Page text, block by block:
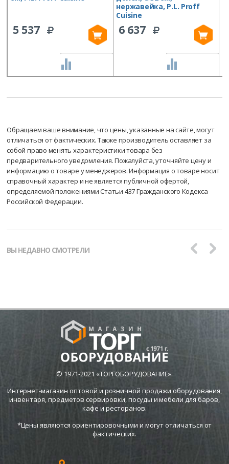
5 537
нержавейка, P.L. Proff
Cuisine
6 637
Обращаем ваше внимание, что цены, указанные на сайте, могут
отличаться от фактических. Также производитель оставляет за
собой право менять характеристики товара без
предварительного уведомления. Пожалуйста, уточняйте цену и
информацию о товаре у менеджеров. Информация о товаре носит
справочный характер и не является публичной офертой,
определяемой положениями Статьи 437 Гражданского Кодекса
Российской Федерации.
ВЫ НЕДАВНО СМОТРЕЛИ
© 1971-2021 «ТОРГОБОРУДОВАНИЕ».
Интернет-магазин оптовой и розничной продажи оборудования,
инвентаря, предметов сервировки, посуды и мебели для баров,
кафе и ресторанов.
*Цены являются ориентировочными и могут отличаться от
фактических.